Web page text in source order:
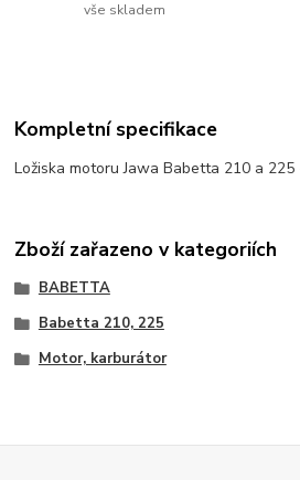
vše skladem
Kompletní specifikace
Ložiska motoru Jawa Babetta 210 a 225
Zboží zařazeno v kategoriích
BABETTA
Babetta 210, 225
Motor, karburátor